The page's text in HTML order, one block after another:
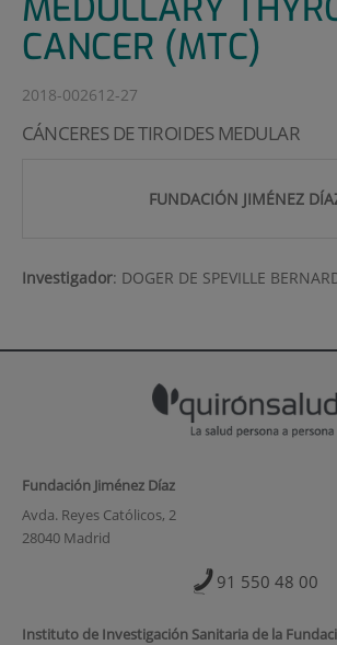
CANCER (MTC)
2018-002612-27
CÁNCERES DE TIROIDES MEDULAR
FUNDACIÓN JIMÉNEZ
Investigador: DOGER DE SPEVILLE
Fundación Jiménez Díaz
Avda. Reyes Católicos, 2
28040 Madrid
91 550 48 00
Instituto de Investigación Sanitaria de la